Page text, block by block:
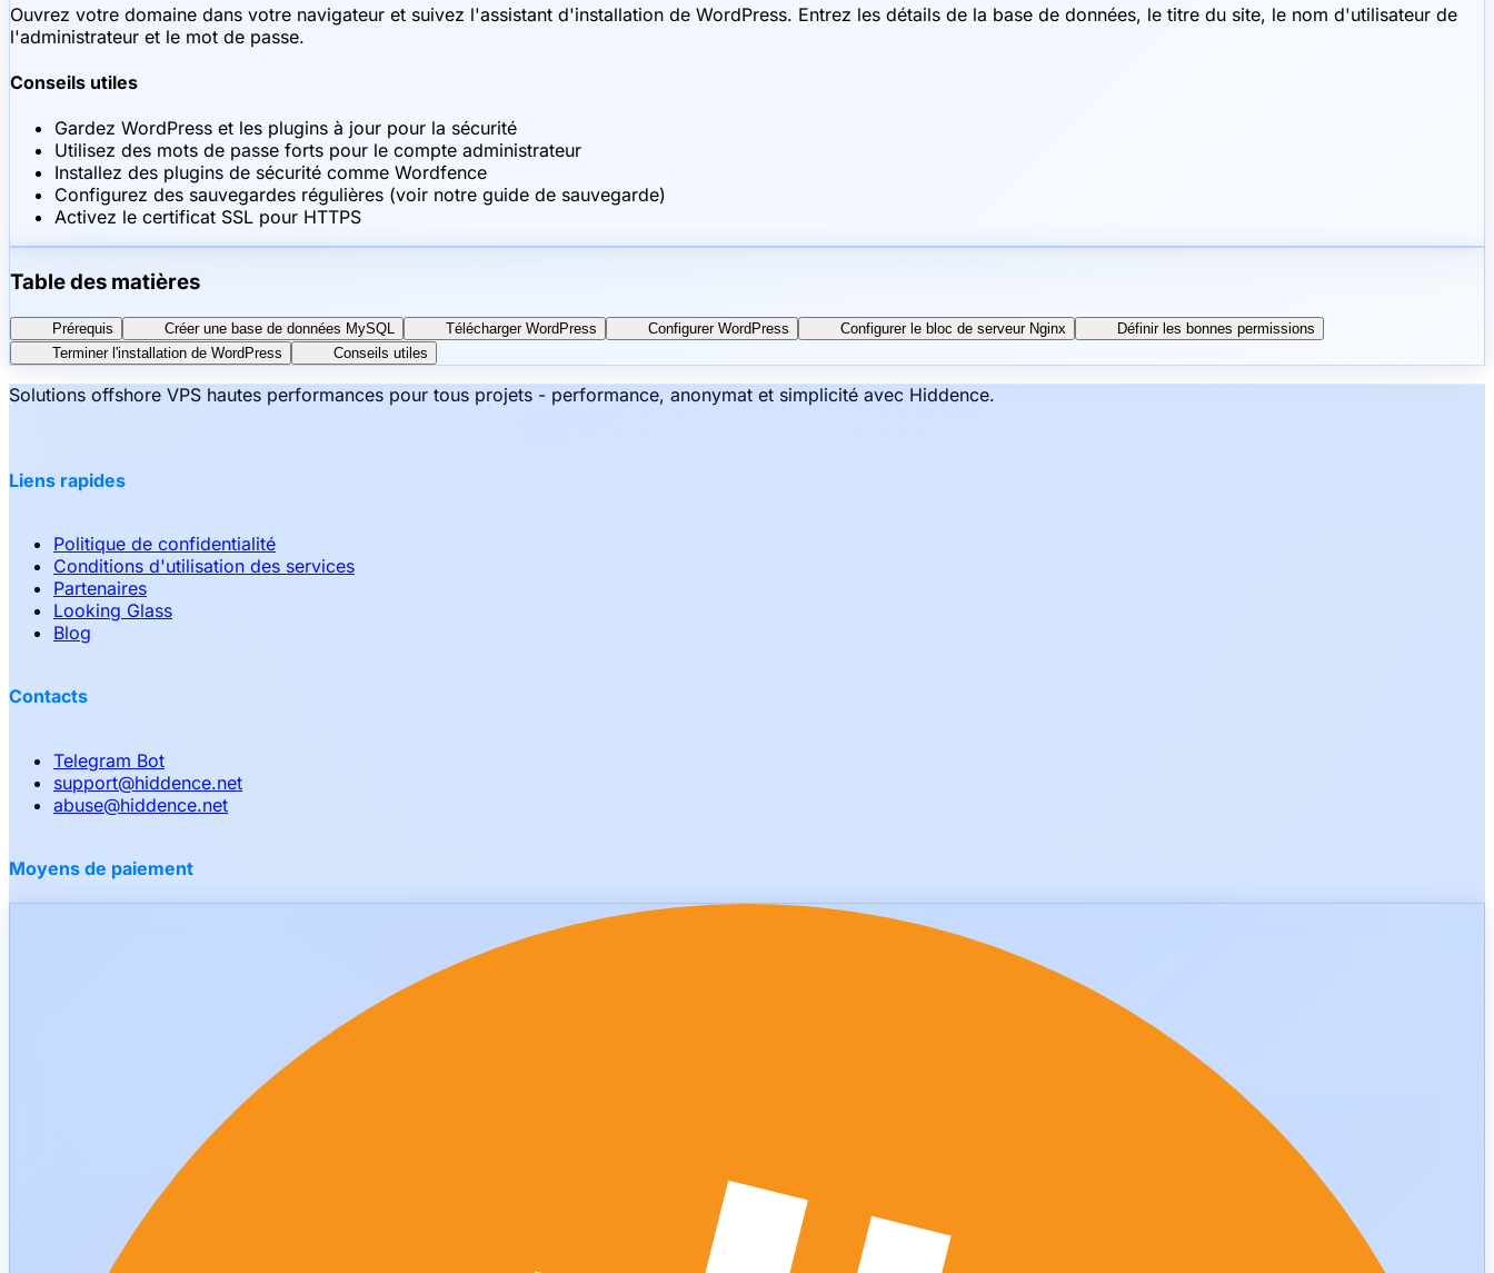
Ouvrez votre domaine dans votre navigateur et suivez l'assistant d'installation de WordPress. Entrez les détails de la base de données, le titre du site, le nom d'utilisateur de
l'administrateur et le mot de passe.
Conseils utiles
Gardez WordPress et les plugins à jour pour la sécurité
Utilisez des mots de passe forts pour le compte administrateur
Installez des plugins de sécurité comme Wordfence
Configurez des sauvegardes régulières (voir notre guide de sauvegarde)
Activez le certificat SSL pour HTTPS
Table des matières
Prérequis Créer une base de données MySQL Télécharger WordPress Configurer WordPress Configurer le bloc de serveur Nginx
Définir les bonnes permissions
Terminer l'installation de WordPress
Conseils utiles
Solutions offshore VPS hautes performances pour tous projets - performance, anonymat et simplicité avec Hiddence.
Liens rapides
Politique de confidentialité
Conditions d'utilisation des services
Partenaires
Looking Glass
Blog
Contacts
Telegram Bot
support@hiddence.net
abuse@hiddence.net
Moyens de paiement